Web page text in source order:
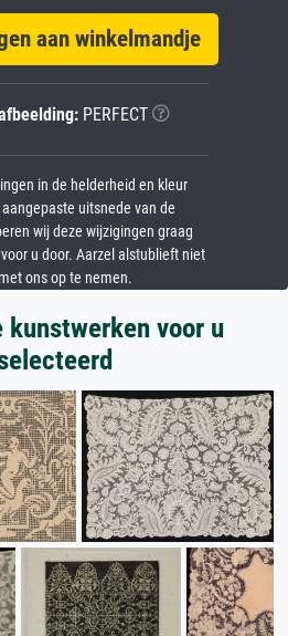
aan winkelmandje
PERFECT
in de helderheid en kleur
uitsnede van de
wij deze wijzigingen graag
u door. Aarzel alstublieft niet
ons op te nemen.
kunstwerken voor u